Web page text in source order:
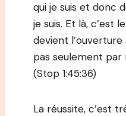
qui je suis et donc
je suis. Et là, c’est
devient
pas seulement par
(Stop 1:45:36)
La réussite, c’est